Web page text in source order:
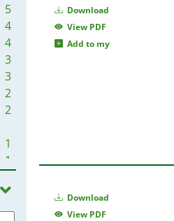
1
1
1
1
1
1
1
1
1
1
1
1
1
1
1
1
5
4
4
3
3
2
2
1
1
1
1
Download
View PDF
Add to my
Download
View PDF